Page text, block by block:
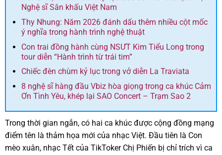
Nghệ sĩ Sân khấu Việt Nam
Thy Nhung: Năm 2026 đánh dấu thêm nhiều cột mốc
ý nghĩa trong hành trình nghệ thuật
Con trai đồng hành cùng NSƯT Kim Tiểu Long trong
tour diễn “Hành trình từ trái tim”
Chiếc đèn chùm kỷ lục trong vở diễn La Traviata
8 nghệ sĩ hàng đầu Vbiz hòa giọng trong ca khúc Cảm
Ơn Tình Yêu, khép lại SAO Concert – Trạm Sao 2
Trong thời gian ngắn, có hai ca khúc được cộng đồng mạng
điểm tên là thảm họa mới của nhạc Việt. Đầu tiên là Con
mèo xuân, nhạc Tết của TikToker Chị Phiến bị chỉ trích vì ca